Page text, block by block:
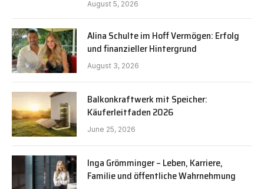
August 5, 2026
Alina Schulte im Hoff Vermögen: Erfolg
und finanzieller Hintergrund
August 3, 2026
Balkonkraftwerk mit Speicher:
Käuferleitfaden 2026
June 25, 2026
Inga Grömminger – Leben, Karriere,
Familie und öffentliche Wahrnehmung